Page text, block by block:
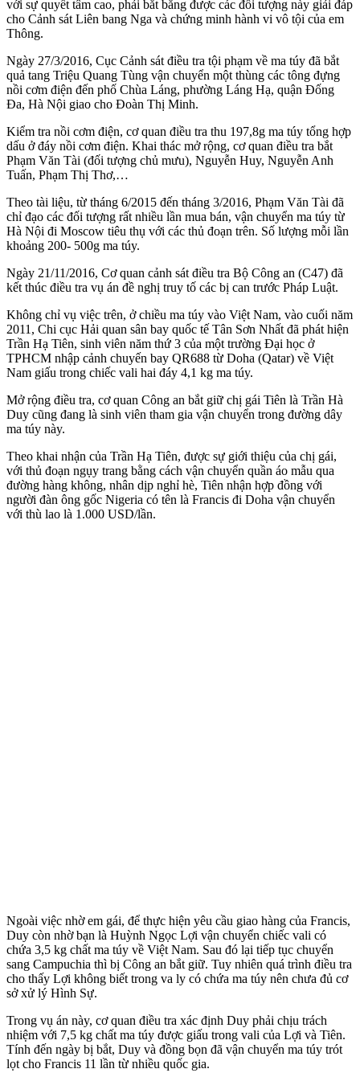
với sự quyết tâm cao, phải bắt bằng được các đối tượng này giải đáp
cho Cảnh sát Liên bang Nga và chứng minh hành vi vô tội của em
Thông.
Ngày 27/3/2016, Cục Cảnh sát điều tra tội phạm về m‌a tú‌y đã bắt
quả tang Triệu Quang Tùng vận chuyển một thùng các tông đựng
nồi cơm điện đến phố Chùa Láng, phường Láng Hạ, quận Đống
Đa, Hà Nội giao cho Đoàn Thị Minh.
Kiểm tra nồi cơm điện, cơ quan điều tra thu 197,8g m‌a tú‌y tổng hợp
dấu ở đáy nồi cơm điện. Khai thác mở rộng, cơ quan điều tra bắt
Phạm Văn Tài (đối tượng chủ mưu), Nguyễn Huy, Nguyễn Anh
Tuấn, Phạm Thị Thơ,…
Theo tài liệu, từ tháng 6/2015 đến tháng 3/2016, Phạm Văn Tài đã
chỉ đạo các đối tượng rất nhiều lần mua bán, vận chuyển m‌a tú‌y từ
Hà Nội đi Moscow tiêu thụ với các thủ đoạn trên. Số lượng mỗi lần
khoảng 200- 500g m‌a tú‌y.
Ngày 21/11/2016, Cơ quan cảnh sát điều tra Bộ Công an (C47) đã
kết thúc điều tra vụ án đề nghị truy tố các bị can trước Pháp Luật.
Không chỉ vụ việc trên, ở chiều m‌a tú‌y vào Việt Nam, vào cuối năm
2011, Chi cục Hải quan sân bay quốc tế Tân Sơn Nhất đã phát hiện
Trần Hạ Tiên, sinh viên năm thứ 3 của một trường Đại học ở
TPHCM nhập cảnh chuyến bay QR688 từ Doha (Qatar) về Việt
Nam giấu trong chiếc vali hai đáy 4,1 kg m‌a tú‌y.
Mở rộng điều tra, cơ quan Công an bắt giữ chị gái Tiên là Trần Hà
Duy cũng đang là sinh viên tham gia vận chuyển trong đường dây
m‌a tú‌y này.
Theo khai nhận của Trần Hạ Tiên, được sự giới thiệu của chị gái,
với thủ đoạn ngụy trang bằng cách vận chuyển quần áo mẫu qua
đường hàng không, nhân dịp nghỉ hè, Tiên nhận hợp đồng với
người đàn ông gốc Nigeria có tên là Francis đi Doha vận chuyển
với thù lao là 1.000 USD/lần.
Ngoài việc nhờ em gái, để thực hiện yêu cầu giao hàng của Francis,
Duy còn nhờ bạn là Huỳnh Ngọc Lợi vận chuyển chiếc vali có
chứa 3,5 kg chất m‌a tú‌y về Việt Nam. Sau đó lại tiếp tục chuyển
sang Campuchia thì bị Công an bắt giữ. Tuy nhiên quá trình điều tra
cho thấy Lợi không biết trong va ly có chứa m‌a tú‌y nên chưa đủ cơ
sở xử lý Hình Sự.
Trong vụ án này, cơ quan điều tra xác định Duy phải chịu trách
nhiệm với 7,5 kg chất m‌a tú‌y được giấu trong vali của Lợi và Tiên.
Tính đến ngày bị bắt, Duy và đồng bọn đã vận chuyển m‌a tú‌y trót
lọt cho Francis 11 lần từ nhiều quốc gia.